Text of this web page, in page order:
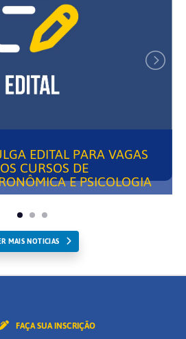
EDITAL PARA VAGAS
CURSOS DE
E PSICOLOGIA
MAIS NOTICIAS
FAÇA SUA INSCRIÇÃO